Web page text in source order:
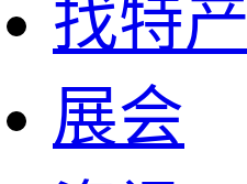
找特产
展会